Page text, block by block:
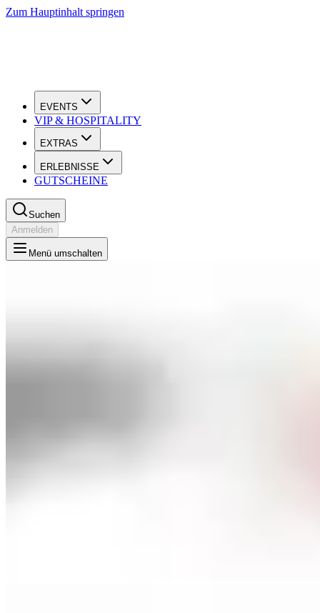
Zum Hauptinhalt springen
EVENTS
VIP & HOSPITALITY
EXTRAS
ERLEBNISSE
GUTSCHEINE
Suchen
Anmelden
Menü umschalten